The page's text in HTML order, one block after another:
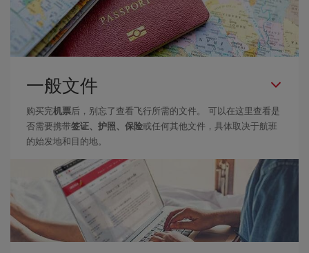
一般文件
购买完机票后，别忘了查看飞行所需的文件。 可以在这里查看是
否需要携带签证、护照、保险或任何其他文件，具体取决于航班
的始发地和目的地。